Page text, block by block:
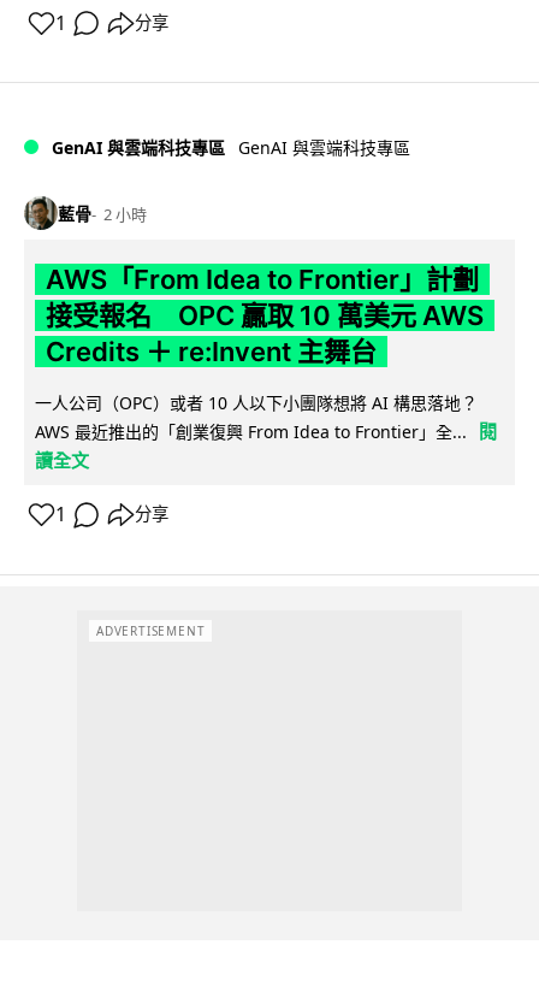
1 分享
GenAI 與雲端科技專區 GenAI 與雲端科技專區
藍骨 2 小時
AWS「From Idea to Frontier」計劃
接受報名 OPC 贏取 10 萬美元 AWS
Credits ＋ re:Invent 主舞台
一人公司（OPC）或者 10 人以下小團隊想將 AI 構思落地？
AWS 最近推出的「創業復興 From Idea to Frontier」全...
閱
讀全文
1 分享
ADVERTISEMENT